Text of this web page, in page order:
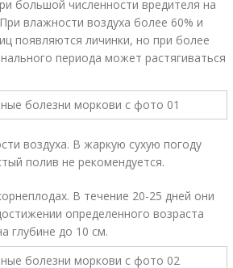
большой численности вредителя на
влажности воздуха более 60% и
появляются личинки, но при более
периода может растягиваться
воздуха. В жаркую сухую погоду
полив не рекомендуется.
В течение 20-25 дней они
определенного возраста
глубине до 10 см.